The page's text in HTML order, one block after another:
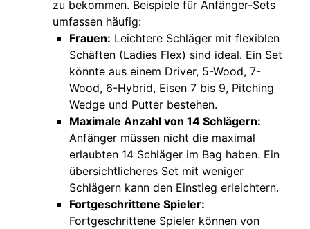
zu bekommen. Beispiele für Anfänger-Sets
umfassen häufig:
Frauen: Leichtere Schläger mit flexiblen
Schäften (Ladies Flex) sind ideal. Ein Set
könnte aus einem Driver, 5-Wood, 7-
Wood, 6-Hybrid, Eisen 7 bis 9, Pitching
Wedge und Putter bestehen.
Maximale Anzahl von 14 Schlägern:
Anfänger müssen nicht die maximal
erlaubten 14 Schläger im Bag haben. Ein
übersichtlicheres Set mit weniger
Schlägern kann den Einstieg erleichtern.
Fortgeschrittene Spieler:
Fortgeschrittene Spieler können von